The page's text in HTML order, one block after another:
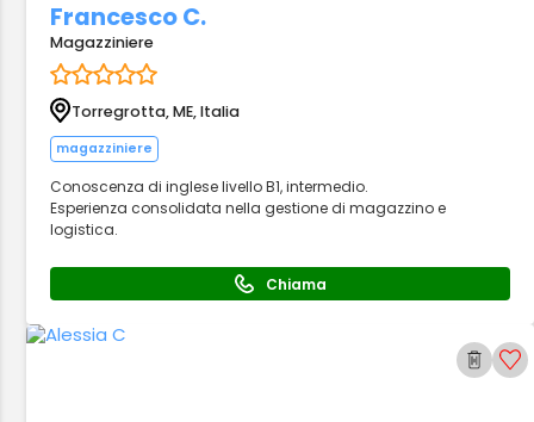
Francesco C.
Magazziniere
Torregrotta, ME, Italia
magazziniere
Conoscenza di inglese livello B1, intermedio.
Esperienza consolidata nella gestione di magazzino e
logistica.
Chiama